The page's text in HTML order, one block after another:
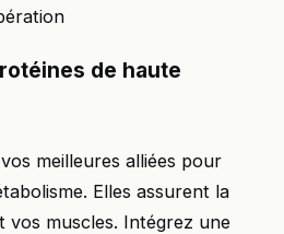
de haute
meilleures alliées pour
Elles assurent la
vos muscles. Intégrez une